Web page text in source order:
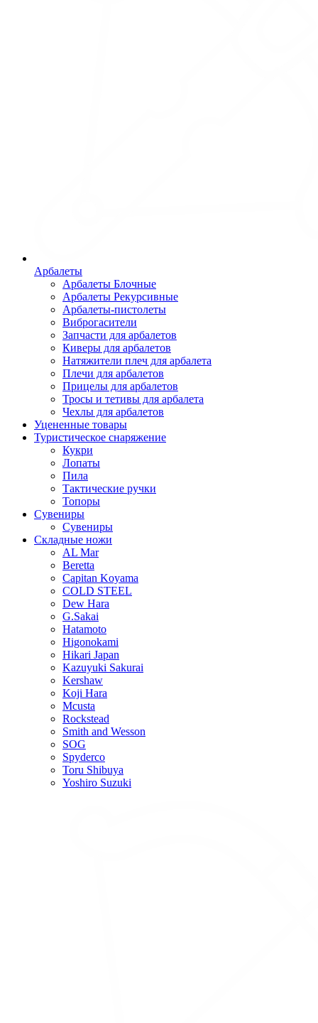
Арбалеты
Арбалеты Блочные
Арбалеты Рекурсивные
Арбалеты-пистолеты
Виброгасители
Запчасти для арбалетов
Киверы для арбалетов
Натяжители плеч для арбалета
Плечи для арбалетов
Прицелы для арбалетов
Тросы и тетивы для арбалета
Чехлы для арбалетов
Уцененные товары
Туристическое снаряжение
Кукри
Лопаты
Пила
Тактические ручки
Топоры
Сувениры
Сувениры
Складные ножи
AL Mar
Beretta
Capitan Koyama
COLD STEEL
Dew Hara
G.Sakai
Hatamoto
Higonokami
Hikari Japan
Kazuyuki Sakurai
Kershaw
Koji Hara
Mcusta
Rockstead
Smith and Wesson
SOG
Spyderco
Toru Shibuya
Yoshiro Suzuki